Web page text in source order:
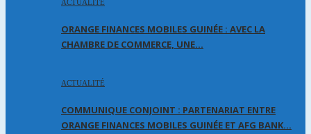
ACTUALITÉ
ORANGE FINANCES MOBILES GUINÉE : AVEC LA
CHAMBRE DE COMMERCE, UNE…
ACTUALITÉ
COMMUNIQUE CONJOINT : PARTENARIAT ENTRE
ORANGE FINANCES MOBILES GUINÉE ET AFG BANK…